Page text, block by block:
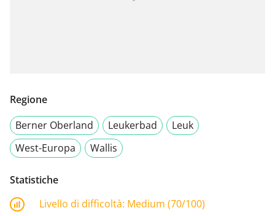
Regione
Berner Oberland
Leukerbad
Leuk
West-Europa
Wallis
Statistiche
Livello di difficoltà: Medium (70/100)